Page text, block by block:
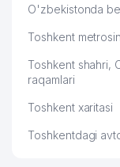
O'zbekistonda
Toshkent
Toshkent shahri,
raqamlari
Toshkent xaritasi
Toshkentdagi